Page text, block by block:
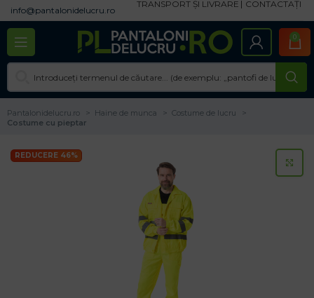
info@pantalonidelucru.ro
TRANSPORT ȘI LIVRARE CONTACTAȚI
0
Pantalonidelucru.ro Haine de munca
Costume de lucru
Costume cu pieptar
REDUCERE 46%